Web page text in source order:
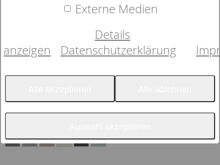
Externe Medien
Details
anzeigen
Datenschutzerklärung